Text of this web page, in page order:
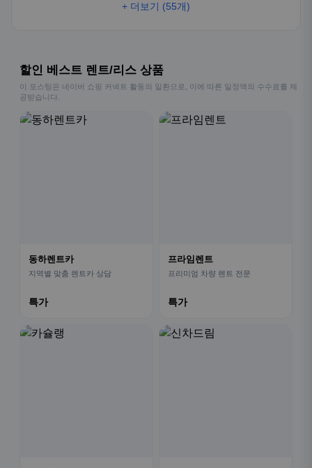
+ 더보기 (55개)
할인 베스트 렌트/리스 상품
이 포스팅은 네이버 쇼핑 커넥트 활동의 일환으로, 이에 따른 일정액의 수수료를 제
공받습니다.
동하렌트카
지역별 맞춤 렌트카 상담
특가
프라임렌트
프리미엄 차량 렌트 전문
특가